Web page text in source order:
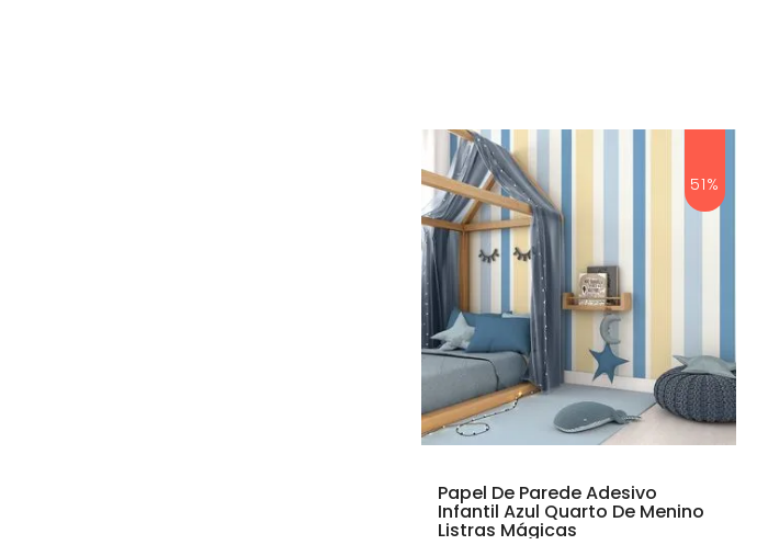
51%
Papel De Parede Adesivo
Infantil Azul Quarto De Menino
Listras Mágicas